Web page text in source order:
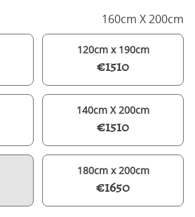
160cm X 200cm
120cm x 190cm
€1510
140cm X 200cm
€1510
180cm x 200cm
€1650